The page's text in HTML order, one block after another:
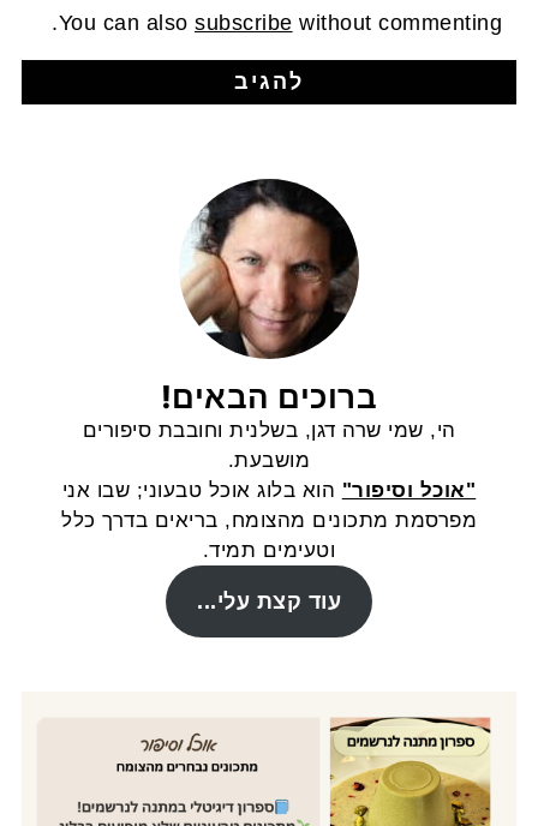
You can alsosubscribe without commenting.
ברוכים הבאים!
הי, שמי שרה דגן, בשלנית וחובבת סיפורים
מושבעת.
"אוכל וסיפור" הוא בלוג אוכל טבעוני; שבו אני
מפרסמת מתכונים מהצומח, בריאים בדרך כלל
וטעימים תמיד.
עוד קצת עלי...